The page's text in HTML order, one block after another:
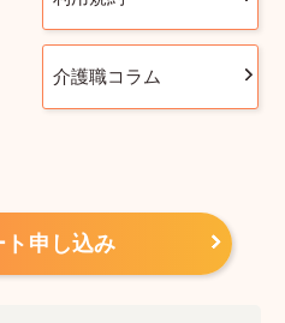
介護職コラム
ト申し込み